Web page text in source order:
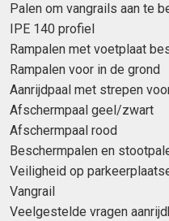
Palen om vangrails aan te
IPE 140 profiel
Rampalen met voetplaat
Rampalen voor in de grond
Aanrijdpaal met strepen
Afschermpaal geel/zwart
Afschermpaal rood
Beschermpalen en
Veiligheid op
Vangrail
Veelgestelde vragen